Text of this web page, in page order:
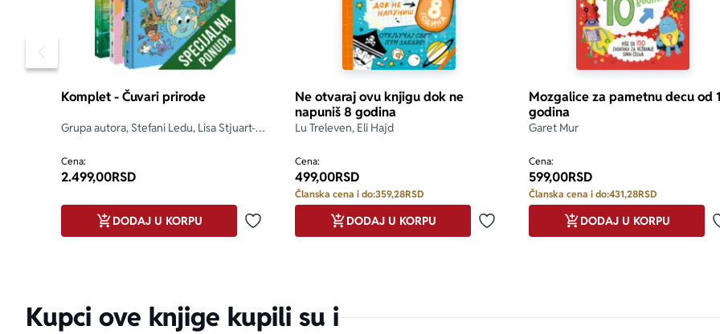
Pomeranje sadržaja slajdera u levo
Komplet - Čuvari prirode
Grupa autora, Stefani Ledu, Lisa Stjuart-
Cena:
2.499,00RSD
Dodaj u omiljene
DODAJ U KORPU
Ne otvaraj ovu knjigu dok ne
napuniš 8 godina
Lu Treleven, Eli Hajd
Cena:
499,00RSD
Članska cena i do:359,28RSD
Dodaj u omiljene
DODAJ U KORPU
Mozgalice za pametnu decu od
godina
Garet Mur
Cena:
599,00RSD
Članska cena i do:431,28RSD
DODAJ U KORPU
Kupci ove knjige kupili su i